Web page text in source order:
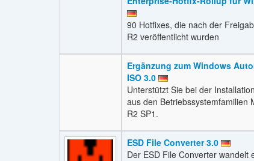
90 Hotfixes, die nach der
R2 veröffentlicht wurden
Ergänzung zum Windows
ISO 3.0
Unterstützt Sie bei der
aus den Betriebssystemfamilien
R2 SP1.
ESD File Converter 3.0
Der ESD File Converter wandelt